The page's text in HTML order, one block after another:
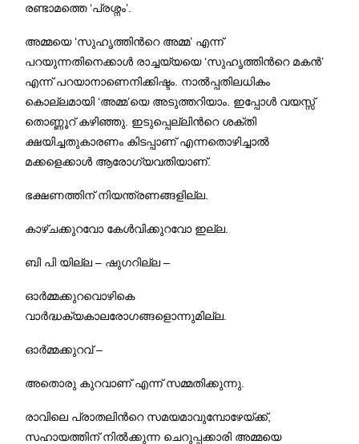
രണ്ടാമത്തെ ‘പ്രശ്നം’.
അമ്മയെ ‘സുഹൃത്തിന്‍റെ അമ്മ’ എന്ന്
പറയുന്നതിനെക്കാള്‍ രാച്ചയ്യയെ ‘സുഹൃത്തിന്‍റെ മകന്‍’
എന്ന് പറയാനാണെനിക്കിഷ്ടം. നാല്‍പ്പതിലധികം
കൊല്ലമായി ‘അമ്മ’യെ അടുത്തറിയാം. ഇപ്പോള്‍ വയസ്സ്
തൊണ്ണൂറ് കഴിഞ്ഞു. ഇടുപ്പെല്ലിന്‍റെ ശക്തി
ക്ഷയിച്ചതുകാരണം കിടപ്പാണ് എന്നതൊഴിച്ചാല്‍
മക്കളെക്കാള്‍ ആരോഗ്യവതിയാണ്.
ഭക്ഷണത്തിന് നിയന്ത്രണങ്ങളില്ല.
കാഴ്ചക്കുറവോ കേള്‍വിക്കുറവോ ഇല്ല.
ബി പി യില്ല – ഷുഗറില്ല –
ഓര്‍മ്മക്കുറവൊഴികെ
വാര്‍ദ്ധക്യകാലരോഗങ്ങളൊന്നുമില്ല.
ഓര്‍മ്മക്കുറവ് –
അതൊരു കുറവാണ് എന്ന് സമ്മതിക്കുന്നു.
രാവിലെ പ്രാതലിന്‍റെ സമയമാവുമ്പോഴേയ്ക്ക്,
സഹായത്തിന് നില്‍ക്കുന്ന ചെറുപ്പക്കാരി അമ്മയെ